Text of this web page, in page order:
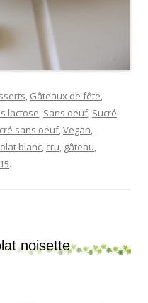
, Gâteaux de fête,
lactose, Sans oeuf, Sucré
sans oeuf,Vegan,
blanc, cru, gâteau,
.
noisette